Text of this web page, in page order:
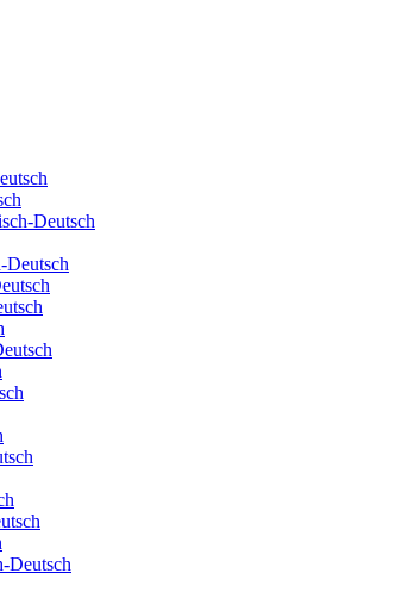
Deutsch
Deutsch
Deutsch